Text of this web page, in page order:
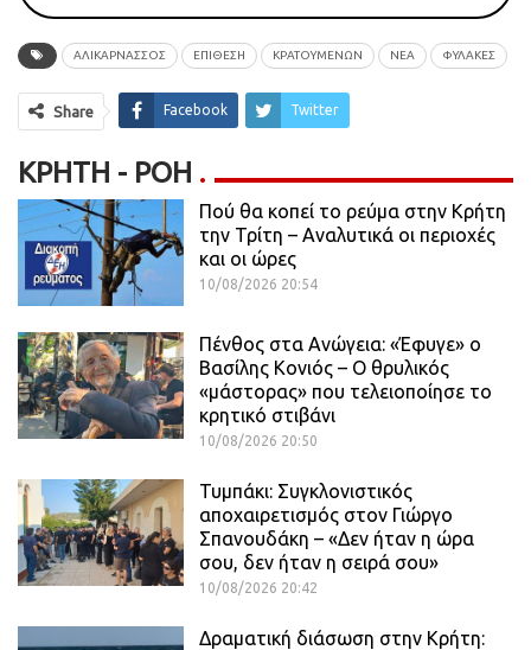
ΑΛΙΚΑΡΝΑΣΣΌΣ ΕΠΙΘΕΣΗ ΚΡΑΤΟΥΜΕΝΩΝ ΝΕΑ ΦΥΛΑΚΕΣ
Share Facebook Twitter
ΚΡΉΤΗ - ΡΟΗ
Πού θα κοπεί το ρεύμα στην Κρήτη
την Τρίτη – Αναλυτικά οι περιοχές
και οι ώρες
10/08/2026 20:54
Πένθος στα Ανώγεια: «Έφυγε» ο
Βασίλης Κονιός – Ο θρυλικός
«μάστορας» που τελειοποίησε το
κρητικό στιβάνι
10/08/2026 20:50
Τυμπάκι: Συγκλονιστικός
αποχαιρετισμός στον Γιώργο
Σπανουδάκη – «Δεν ήταν η ώρα
σου, δεν ήταν η σειρά σου»
10/08/2026 20:42
Δραματική διάσωση στην Κρήτη: